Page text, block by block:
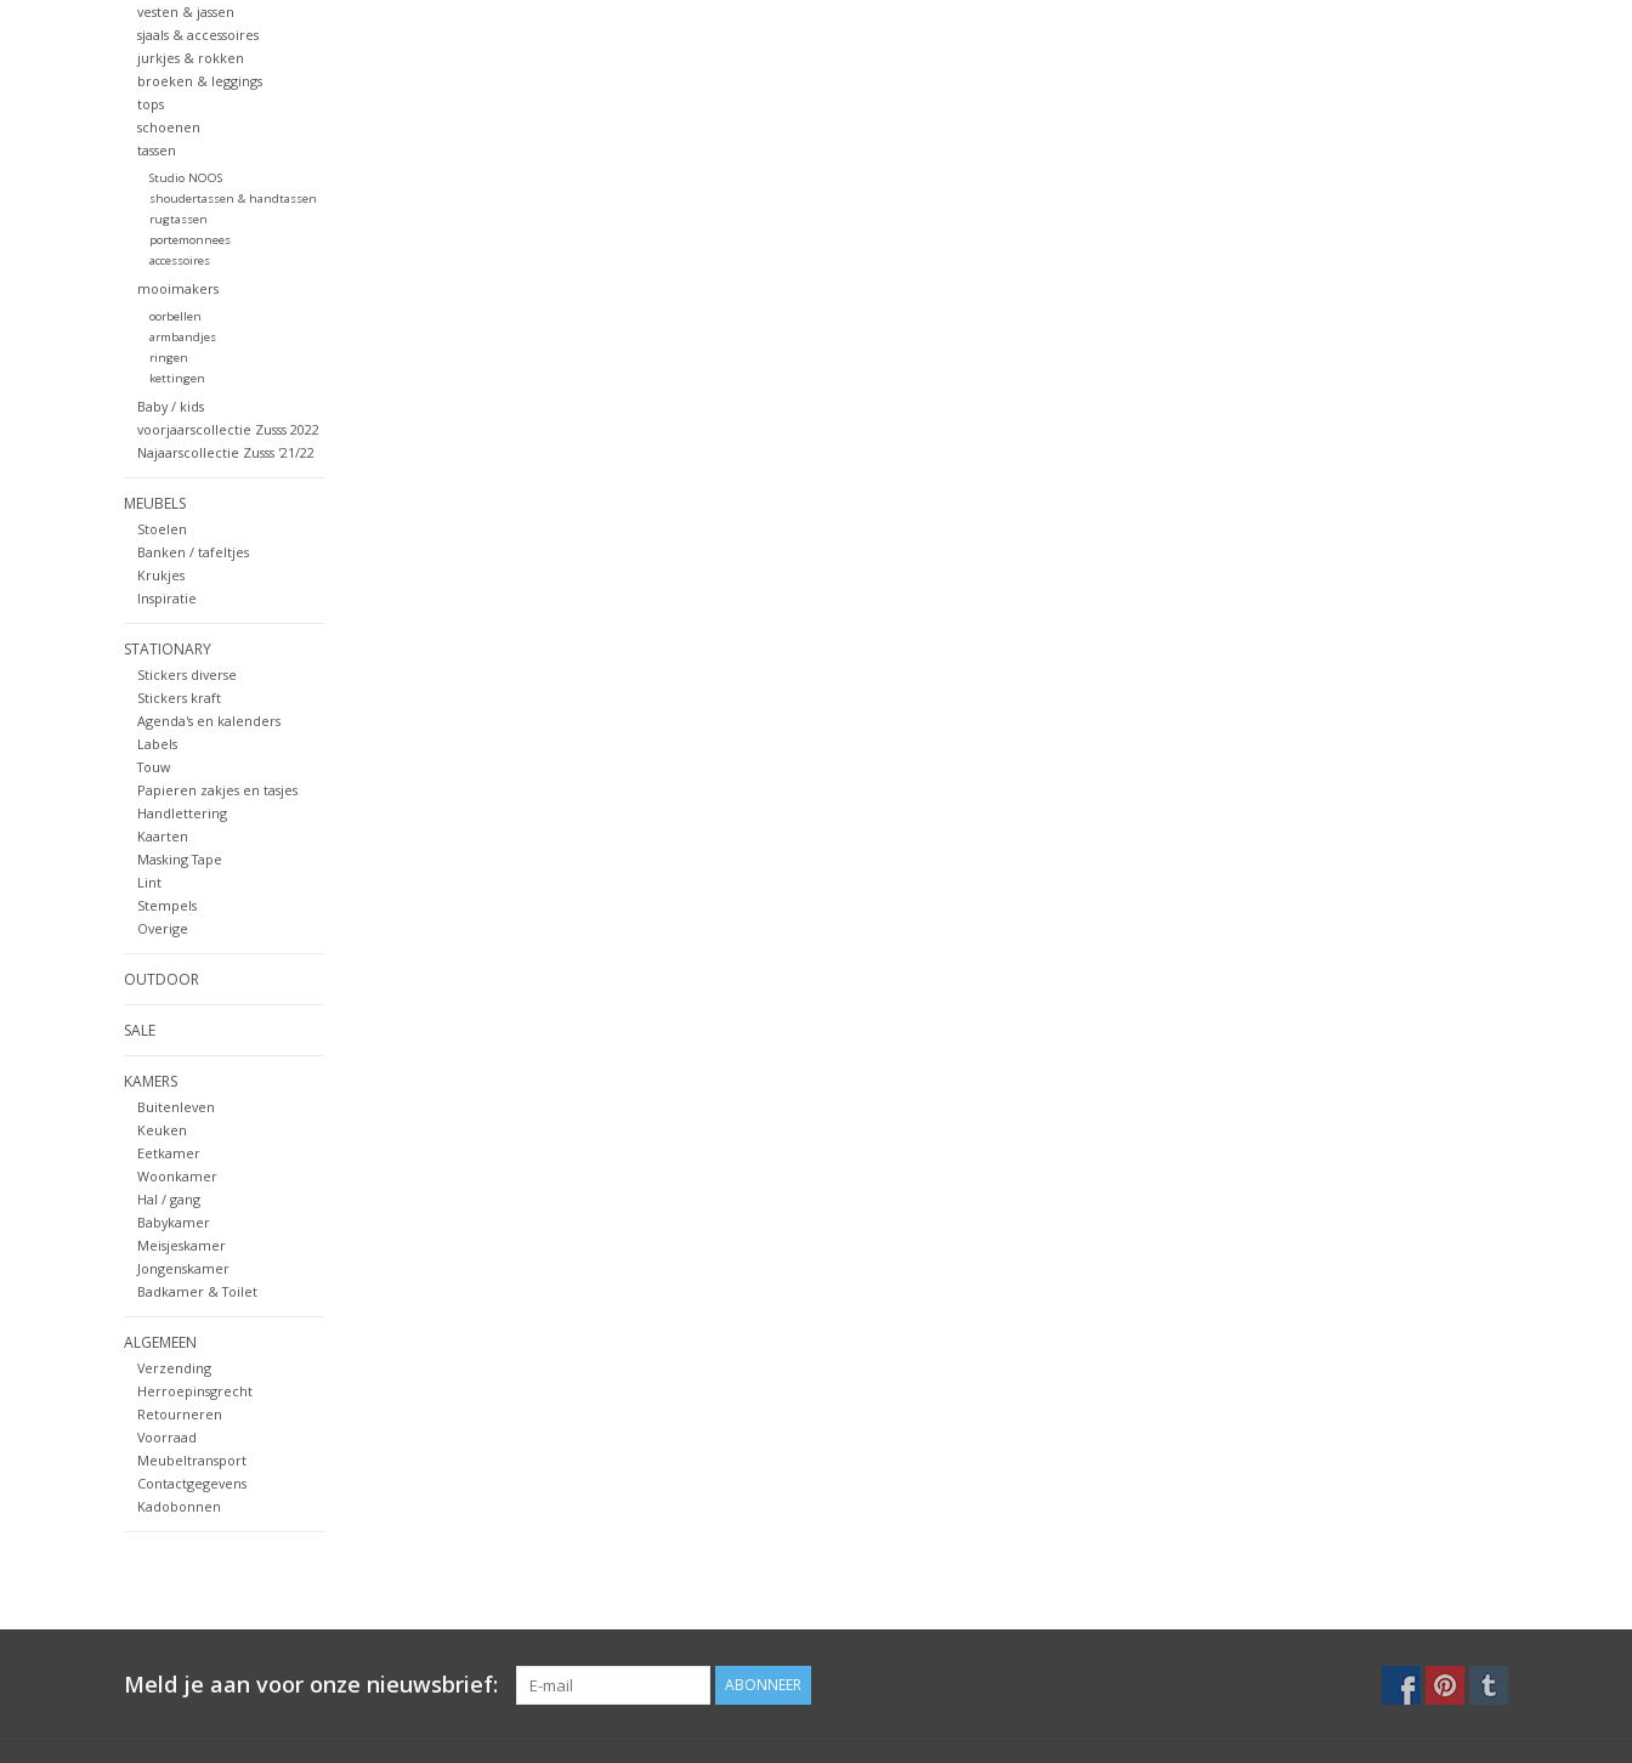
vesten & jassen
sjaals & accessoires
jurkjes & rokken
broeken & leggings
tops
schoenen
tassen
Studio NOOS
shoudertassen & handtassen
rugtassen
portemonnees
accessoires
mooimakers
oorbellen
armbandjes
ringen
kettingen
Baby / kids
voorjaarscollectie Zusss 2022
Najaarscollectie Zusss '21/22
MEUBELS
Stoelen
Banken / tafeltjes
Krukjes
Inspiratie
STATIONARY
Stickers diverse
Stickers kraft
Agenda's en kalenders
Labels
Touw
Papieren zakjes en tasjes
Handlettering
Kaarten
Masking Tape
Lint
Stempels
Overige
OUTDOOR
SALE
KAMERS
Buitenleven
Keuken
Eetkamer
Woonkamer
Hal / gang
Babykamer
Meisjeskamer
Jongenskamer
Badkamer & Toilet
ALGEMEEN
Verzending
Herroepinsgrecht
Retourneren
Voorraad
Meubeltransport
Contactgegevens
Kadobonnen
Meld je aan voor onze nieuwsbrief: ABONNEER